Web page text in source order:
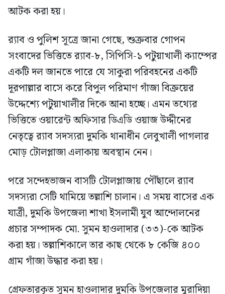
আটক করা হয়।
র‍্যাব ও পুলিশ সূত্রে জানা গেছে, শুক্রবার গোপন
সংবাদের ভিত্তিতে র‍্যাব-৮, সিপিসি-১ পটুয়াখালী ক্যাম্পের
একটি দল জানতে পারে যে সাকুরা পরিবহনের একটি
দূরপাল্লার বাসে করে বিপুল পরিমাণ গাঁজা বিক্রয়ের
উদ্দেশ্যে পটুয়াখালীর দিকে আনা হচ্ছে। এমন তথ্যের
ভিত্তিতে ওয়ারেন্ট অফিসার ডিএডি ওয়াজ উদ্দীনের
নেতৃত্বে র‍্যাব সদস্যরা দুমকি থানাধীন লেবুখালী পাগলার
মোড় টোলপ্লাজা এলাকায় অবস্থান নেন।
পরে সন্দেহভাজন বাসটি টোলপ্লাজায় পৌঁছালে র‍্যাব
সদস্যরা সেটি থামিয়ে তল্লাশি চালান। এ সময় বাসের এক
যাত্রী, দুমকি উপজেলা শাখা ইসলামী যুব আন্দোলনের
প্রচার সম্পাদক মো. সুমন হাওলাদার (৩৩)-কে আটক
করা হয়। তল্লাশিকালে তার কাছ থেকে ৮ কেজি ৪০০
গ্রাম গাঁজা উদ্ধার করা হয়।
গ্রেফতারকৃত সুমন হাওলাদার দুমকি উপজেলার মুরাদিয়া